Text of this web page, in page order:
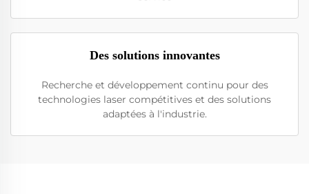
Des solutions innovantes
Recherche et développement continu pour des
technologies laser compétitives et des solutions
adaptées à l'industrie.